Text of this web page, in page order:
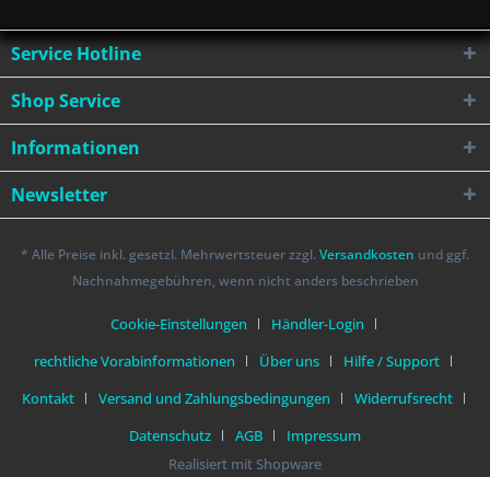
Service Hotline
Shop Service
Informationen
Newsletter
* Alle Preise inkl. gesetzl. Mehrwertsteuer zzgl. Versandkosten und ggf.
Nachnahmegebühren, wenn nicht anders beschrieben
Cookie-Einstellungen
Händler-Login
rechtliche Vorabinformationen
Über uns
Hilfe / Support
Kontakt
Versand und Zahlungsbedingungen
Widerrufsrecht
Datenschutz
AGB
Impressum
Realisiert mit Shopware